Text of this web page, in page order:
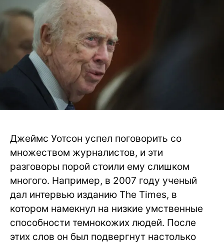
Джеймс Уотсон успел поговорить со
множеством журналистов, и эти
разговоры порой стоили ему слишком
многого. Например, в 2007 году ученый
дал интервью изданию The Times, в
котором намекнул на низкие умственные
способности темнокожих людей. После
этих слов он был подвергнут настолько